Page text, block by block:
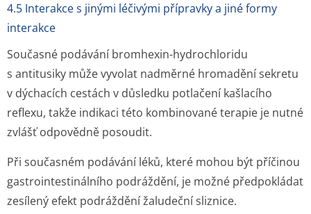
4.5 Interakce s jinými léčivými přípravky a jiné formy
interakce
Současné podávání bromhexin-hydrochloridu
s antitusiky může vyvolat nadměrné hromadění sekretu
v dýchacích cestách v důsledku potlačení kašlacího
reflexu, takže indikaci této kombinované terapie je nutné
zvlášť odpovědně posoudit.
Při současném podávání léků, které mohou být příčinou
gastrointesti­nálního podráždění, je možné předpokládat
zesílený efekt podráždění žaludeční sliznice.